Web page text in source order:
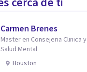
Carmen Brenes
Master en Consejeria Clinica y
Salud Mental
Houston